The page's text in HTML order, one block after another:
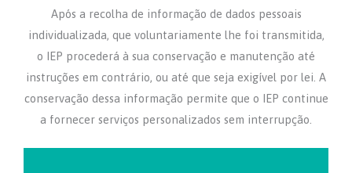
Após a recolha de informação de dados pessoais
individualizada, que voluntariamente lhe foi transmitida,
o IEP procederá à sua conservação e manutenção até
instruções em contrário, ou até que seja exigível por lei. A
conservação dessa informação permite que o IEP continue
a fornecer serviços personalizados sem interrupção.